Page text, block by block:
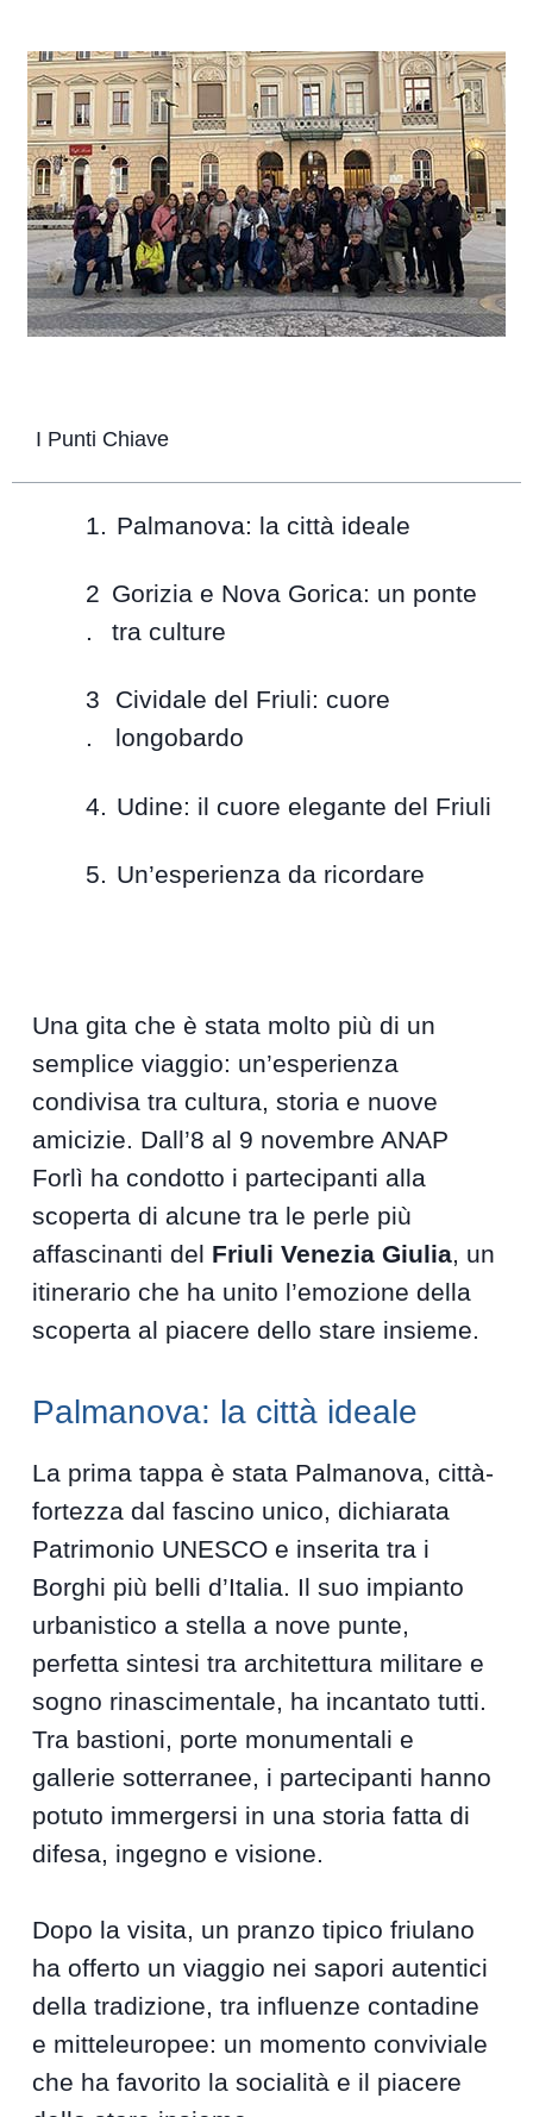
I Punti Chiave
Palmanova: la città ideale
Gorizia e Nova Gorica: un ponte
tra culture
Cividale del Friuli: cuore
longobardo
Udine: il cuore elegante del Friuli
Un’esperienza da ricordare
Una gita che è stata molto più di un
semplice viaggio: un’esperienza
condivisa tra cultura, storia e nuove
amicizie. Dall’8 al 9 novembre ANAP
Forlì ha condotto i partecipanti alla
scoperta di alcune tra le perle più
affascinanti del Friuli Venezia Giulia, un
itinerario che ha unito l’emozione della
scoperta al piacere dello stare insieme.
Palmanova: la città ideale
La prima tappa è stata Palmanova, città-
fortezza dal fascino unico, dichiarata
Patrimonio UNESCO e inserita tra i
Borghi più belli d’Italia. Il suo impianto
urbanistico a stella a nove punte,
perfetta sintesi tra architettura militare e
sogno rinascimentale, ha incantato tutti.
Tra bastioni, porte monumentali e
gallerie sotterranee, i partecipanti hanno
potuto immergersi in una storia fatta di
difesa, ingegno e visione.
Dopo la visita, un pranzo tipico friulano
ha offerto un viaggio nei sapori autentici
della tradizione, tra influenze contadine
e mitteleuropee: un momento conviviale
che ha favorito la socialità e il piacere